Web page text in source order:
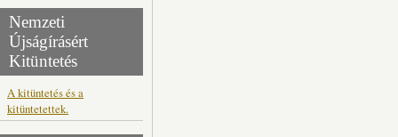
Nemzeti
Újságírásért
Kitüntetés
A kitüntetés és a
kitüntetettek.